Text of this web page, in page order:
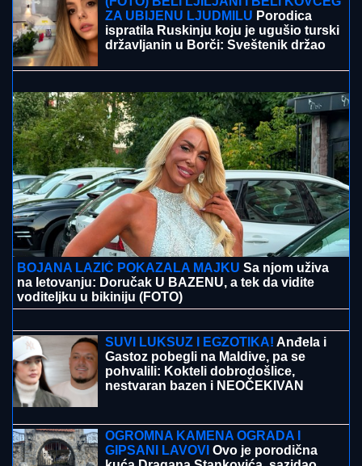
"IMAO JE NAPADE, TREBALO SE IZBORITI SA TIM"
Pevačica zbog unuka sa autizmom otišla da živi na
selo, pa morala da donese najtežu odluku: "Postao je
agresivan"
Voditeljka RTS-a (52) ODUŠEVILA
fotkama sa JAHTE - Zategnuto telo,
bikini i PREPLANULI TEN izazvali
lavinu komentara! (FOTO)
JANJUŠ SA ĆERKOM NA ADI BOJANI
Provodio se na plaži sa Milicom
Veličković, pa pokazao ŠTA RADE
koju je posvetio naslednici (FOTO)